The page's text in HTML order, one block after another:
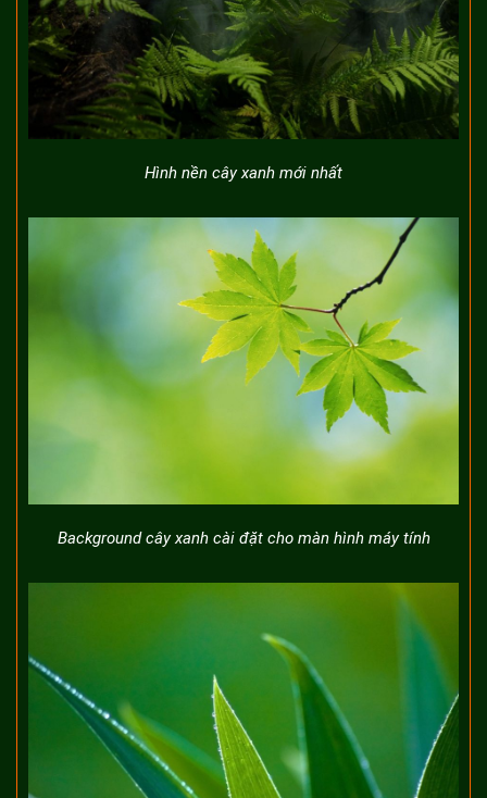
Hình nền cây xanh mới nhất
Background cây xanh cài đặt cho màn hình máy tính